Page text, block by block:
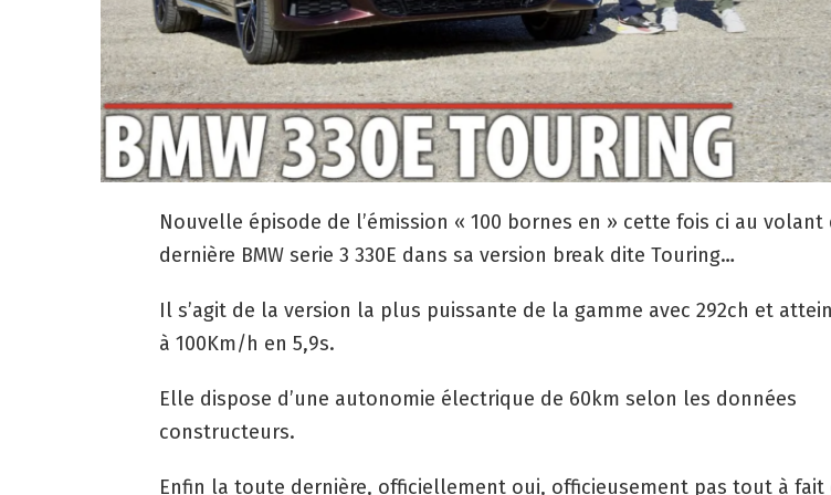
Nouvelle épisode de l’émission « 100 bornes en » cette fois ci au volant
dernière BMW serie 3 330E dans sa version break dite Touring…
Il s’agit de la version la plus puissante de la gamme avec 292ch et
à 100Km/h en 5,9s.
Elle dispose d’une autonomie électrique de 60km selon les données
constructeurs.
Enfin la toute dernière, officiellement oui, officieusement pas tout à fait